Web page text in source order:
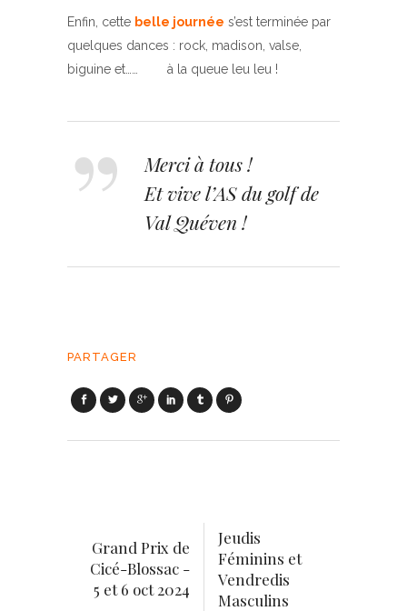
Enfin, cette belle journée s’est terminée par
quelques dances : rock, madison, valse,
biguine et…… à la queue leu leu !
Merci à tous !
Et vive l’AS du golf de
Val Quéven !
PARTAGER
Grand Prix de
Cicé-Blossac -
5 et 6 oct 2024
Jeudis
Féminins et
Vendredis
Masculins